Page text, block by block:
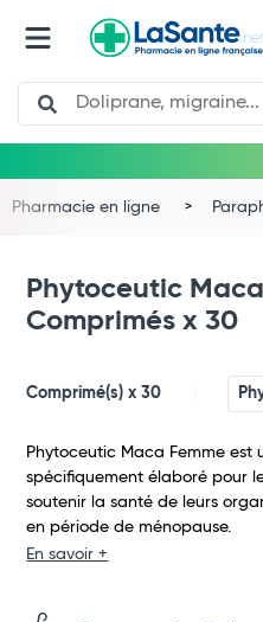
Search
Pharmacie en ligne
Phytoceutic
Comprimés x 30
Comprimé(s) x 30
Phytoceutic Maca Femme
spécifiquement élaboré pour
soutenir la santé de leurs
en période de ménopause.
En savoir +